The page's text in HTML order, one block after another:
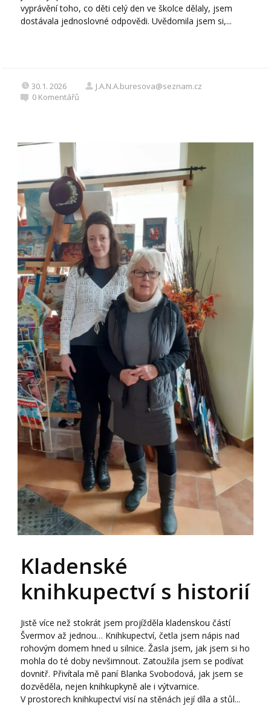
vyprávění toho, co děti celý den ve školce dělaly, jsem
dostávala jednoslovné odpovědi. Uvědomila jsem si,...
30.1. 2026
J.A.N.A.buresova@seznam.cz
0 Komentářů
Kladenské
knihkupectví s historií
Jistě více než stokrát jsem projížděla kladenskou částí
Švermov až jednou… Knihkupectví, četla jsem nápis nad
rohovým domem hned u silnice. Žasla jsem, jak jsem si ho
mohla do té doby nevšimnout. Zatoužila jsem se podívat
dovnitř. Přivítala mě paní Blanka Svobodová, jak jsem se
dozvěděla, nejen knihkupkyně ale i výtvarnice.
V prostorech knihkupectví visí na stěnách její díla a stůl...